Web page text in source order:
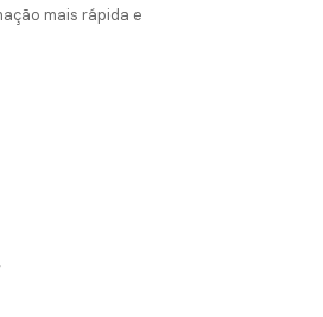
mais rápida e